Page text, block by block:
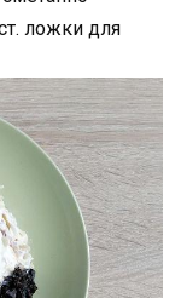
ложки для